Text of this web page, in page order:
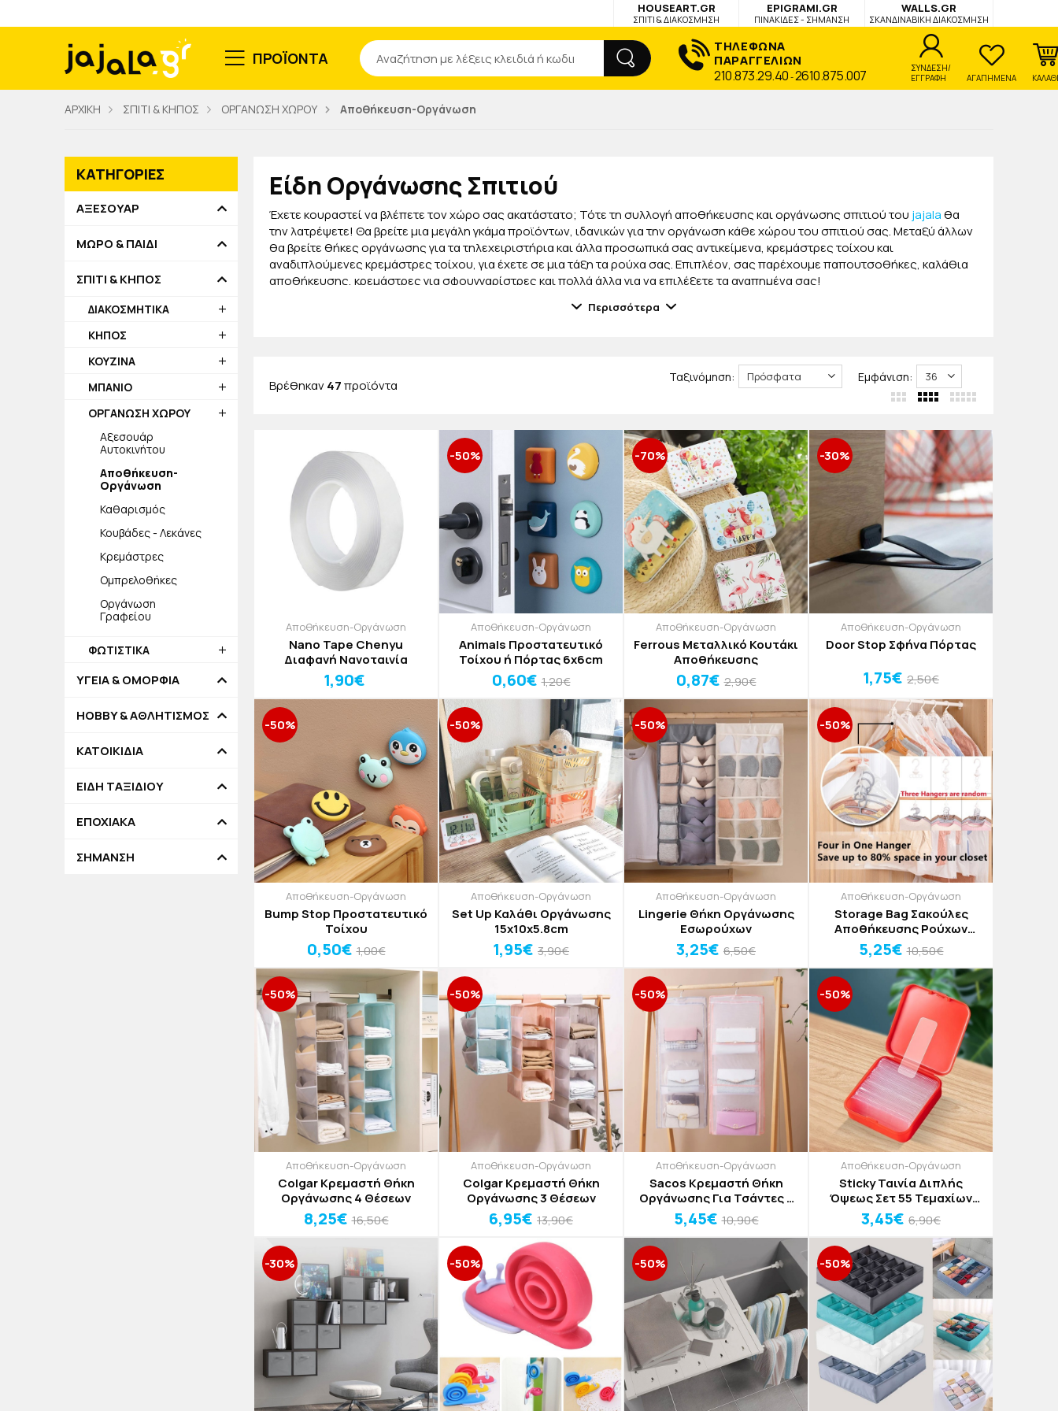
HOUSEART.GR
ΣΠΙΤΙ & ΔΙΑΚΟΣΜΗΣΗ
EPIGRAMI.GR
ΠΙΝΑΚΙΔΕΣ - ΣΗΜΑΝΣΗ
WALLS.GR
ΣΚΑΝΔΙΝΑΒΙΚΗ ΔΙΑΚΟΣΜΗΣΗ
ΠΡΟΪΟΝΤΑ
Αναζήτηση
ΤΗΛΕΦΩΝΑ
ΠΑΡΑΓΓΕΛΙΩΝ
210.873.29.40 -2610.875.007
ΣΥΝΔΕΣΗ/
ΕΓΓΡΑΦΗ
ΑΓΑΠΗΜΕΝΑ
ΑΡΧΙΚΗ ΣΠΙΤΙ & ΚΗΠΟΣ ΟΡΓΑΝΩΣΗ ΧΩΡΟΥ Αποθήκευση-Οργάνωση
Είδη Οργάνωσης Σπιτιού
Έχετε κουραστεί να βλέπετε τον χώρο σας ακατάστατο; Τότε τη συλλογή αποθήκευσης και οργάνωσης σπιτιού του jajalaθα
την λατρέψετε! Θα βρείτε μια μεγάλη γκάμα προϊόντων, ιδανικών για την οργάνωση κάθε χώρου του σπιτιού σας. Μεταξύ άλλων
θα βρείτε θήκες οργάνωσης για τα τηλεχειριστήρια και άλλα προσωπικά σας αντικείμενα, κρεμάστρες τοίχου και
αναδιπλούμενες κρεμάστρες τοίχου, για έχετε σε μια τάξη τα ρούχα σας. Επιπλέον, σας παρέχουμε παπουτσοθήκες, καλάθια
αποθήκευσης, κρεμάστρες για σφουγγαρίστρες και πολλά άλλα για να επιλέξετε τα αγαπημένα σας!
Όλα είναι εξαιρετικής ποιότητας και αξεπέραστου design. Έτσι, θα γίνουν ένα εκπληκτικό χρηστικό στολίδι για το σπίτι σας!
Περισσότερα
Βρέθηκαν47προϊόντα
Ταξινόμηση: Εμφάνιση:
Αποθήκευση-Οργάνωση
Nano Tape Chenyu
Διαφανή Νανοταινία
1,90€
-50%
Αποθήκευση-Οργάνωση
Animals Προστατευτικό
Τοίχου ή Πόρτας 6x6cm
0,60€ 1,20€
-70%
Αποθήκευση-Οργάνωση
Ferrous Μεταλλικό Κουτάκι
Αποθήκευσης
0,87€ 2,90€
-30%
Αποθήκευση-Οργάνωση
Door Stop Σφήνα Πόρτας
1,75€ 2,50€
-50%
Αποθήκευση-Οργάνωση
Bump Stop Προστατευτικό
Τοίχου
0,50€ 1,00€
-50%
Αποθήκευση-Οργάνωση
Set Up Καλάθι Οργάνωσης
15x10x5.8cm
1,95€ 3,90€
-50%
Αποθήκευση-Οργάνωση
Lingerie Θήκη Οργάνωσης
Εσωρούχων
3,25€ 6,50€
-50%
Αποθήκευση-Οργάνωση
Storage Bag Σακούλες
Αποθήκευσης Ρούχων
Κενού Αέρος
5,25€ 10,50€
-50%
Αποθήκευση-Οργάνωση
Colgar Κρεμαστή Θήκη
Οργάνωσης 4 Θέσεων
8,25€ 16,50€
-50%
Αποθήκευση-Οργάνωση
Colgar Κρεμαστή Θήκη
Οργάνωσης 3 Θέσεων
6,95€ 13,90€
-50%
Αποθήκευση-Οργάνωση
Sacos Κρεμαστή Θήκη
Οργάνωσης Για Τσάντες 8
Θέσεων
5,45€ 10,90€
-50%
Αποθήκευση-Οργάνωση
Sticky Ταινία Διπλής
Όψεως Σετ 55 Τεμαχίων
4,6x5,4x2cm
3,45€ 6,90€
-30% -50% -50% -50%
ΚΑΤΗΓΟΡΙΕΣ
ΑΞΕΣΟΥΑΡ
ΜΩΡΟ & ΠΑΙΔΙ
ΣΠΙΤΙ & ΚΗΠΟΣ
ΔΙΑΚΟΣΜΗΤΙΚΑ
ΚΗΠΟΣ
ΚΟΥΖΙΝΑ
ΜΠΑΝΙΟ
ΟΡΓΑΝΩΣΗ ΧΩΡΟΥ
Αξεσουάρ
Αυτοκινήτου
Αποθήκευση-
Οργάνωση
Καθαρισμός
Κουβάδες - Λεκάνες
Κρεμάστρες
Ομπρελοθήκες
Οργάνωση
Γραφείου
ΦΩΤΙΣΤΙΚΑ
ΥΓΕΙΑ & ΟΜΟΡΦΙΑ
HOBBY & ΑΘΛΗΤΙΣΜΟΣ
ΚΑΤΟΙΚΙΔΙΑ
ΕΙΔΗ ΤΑΞΙΔΙΟΥ
ΕΠΟΧΙΑΚΑ
ΣΗΜΑΝΣΗ